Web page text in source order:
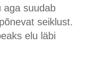
aga suudab
seiklust.
elu läbi